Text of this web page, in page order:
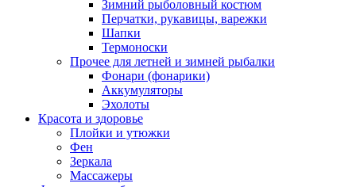
Зимний рыболовный костюм
Перчатки, рукавицы, варежки
Шапки
Термоноски
Прочее для летней и зимней рыбалки
Фонари (фонарики)
Аккумуляторы
Эхолоты
Красота и здоровье
Плойки и утюжки
Фен
Зеркала
Массажеры